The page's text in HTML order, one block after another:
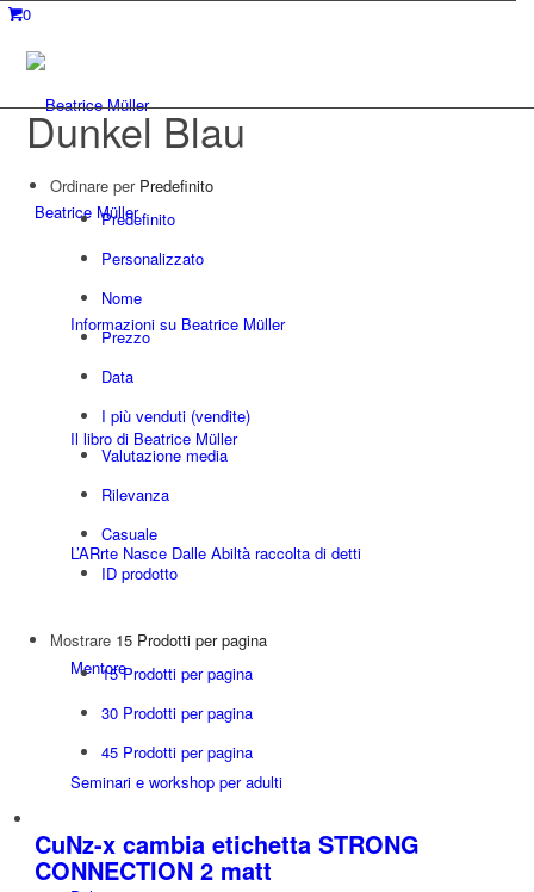
0
Beatrice Müller
Informazioni su Beatrice Müller
Il libro di Beatrice Müller
L’ARrte Nasce Dalle Abiltà raccolta di detti
Mentore
Seminari e workshop per adulti
Dunkel Blau
Ordinare per Predefinito
Predefinito
Personalizzato
Nome
Prezzo
Data
I più venduti (vendite)
Valutazione media
Rilevanza
Casuale
ID prodotto
Mostrare 15 Prodotti per pagina
15 Prodotti per pagina
30 Prodotti per pagina
45 Prodotti per pagina
CuNz-x cambia etichetta STRONG
CONNECTION 2 matt